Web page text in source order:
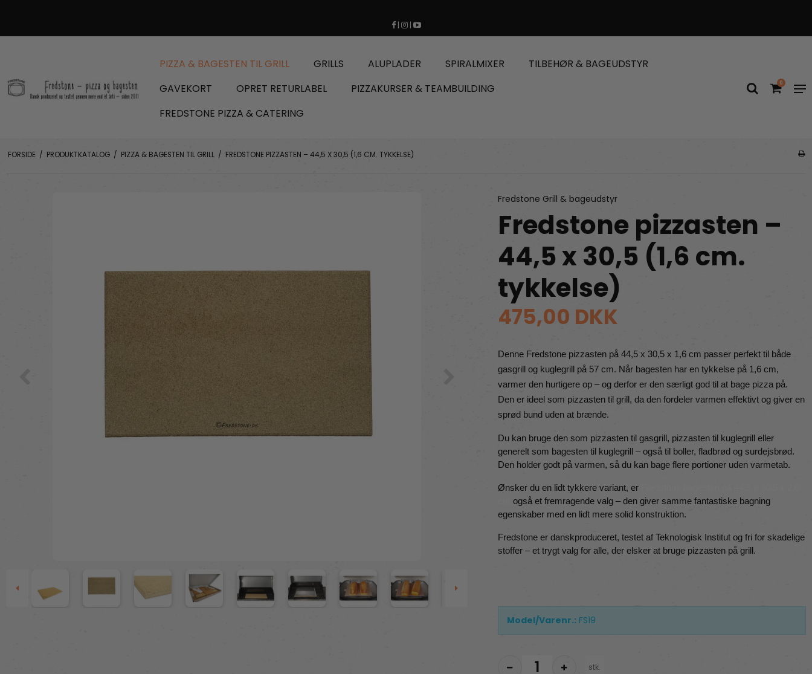
| |
PIZZA & BAGESTEN TIL GRILL GRILLS ALUPLADER SPIRALMIXER
TILBEHØR & BAGEUDSTYR
GAVEKORT
OPRET RETURLABEL
PIZZAKURSER & TEAMBUILDING
FREDSTONE PIZZA & CATERING
0
FORSIDE / PRODUKTKATALOG / PIZZA & BAGESTEN TIL GRILL / FREDSTONE PIZZASTEN – 44,5 X 30,5 (1,6 CM. TYKKELSE)
Fredstone Grill & bageudstyr
Fredstone pizzasten –
44,5 x 30,5 (1,6 cm.
tykkelse)
475,00 DKK
Denne Fredstone pizzasten på 44,5 x 30,5 x 1,6 cm passer perfekt til både
gasgrill og kuglegrill på 57 cm. Når bagesten har en tykkelse på 1,6 cm,
varmer den hurtigere op – og derfor er den særligt god til at bage pizza på.
Den er ideel som pizzasten til grill, da den fordeler varmen effektivt og giver en
sprød bund uden at brænde.
Du kan bruge den som pizzasten til gasgrill, pizzasten til kuglegrill eller
generelt som bagesten til kuglegrill – også til boller, fladbrød og surdejsbrød.
Den holder godt på varmen, så du kan bage flere portioner uden varmetab.
Ønsker du en lidt tykkere variant, er
også et fremragende valg – den giver samme fantastiske bagning
egenskaber med en lidt mere solid konstruktion.
Fredstone er danskproduceret, testet af Teknologisk Institut og fri for skadelige
stoffer – et trygt valg for alle, der elsker at bruge pizzasten på grill.
Model/Varenr.: FS19
stk.